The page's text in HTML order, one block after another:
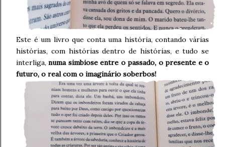
Este é um livro que conta uma história, contando várias
histórias, com histórias dentro de histórias, e tudo se
interliga,numa simbiose entre o passado, o presente e o
futuro, o real com o imaginário soberbos!